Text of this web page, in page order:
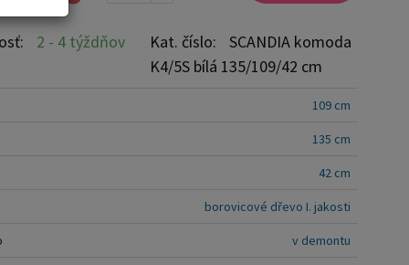
pre každý domov, kde je estetika a funkčnosť
mieste.2 - 4 týždňov Kat. číslo:
SCANDIA komoda
K4/5S bílá 135/109/42 cm
109 cm
135 cm
42 cm
borovicové dřevo I. jakosti
v demontu